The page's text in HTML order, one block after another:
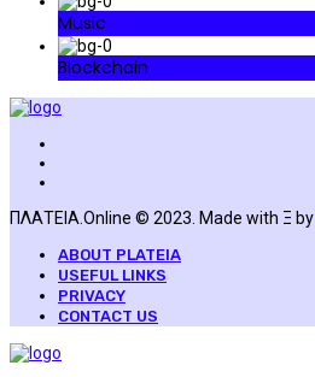
Music
Blockchain
ΠΛΑΤΕΙΑ.Online © 2023. Made with Ξ by
ABOUT PLATEIA
USEFUL LINKS
PRIVACY
CONTACT US